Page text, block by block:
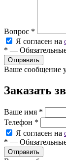
Вопрос *
Я согласен на
* —
Ваше сообщение
Заказать
Ваше имя *
Телефон *
Я согласен на
* —